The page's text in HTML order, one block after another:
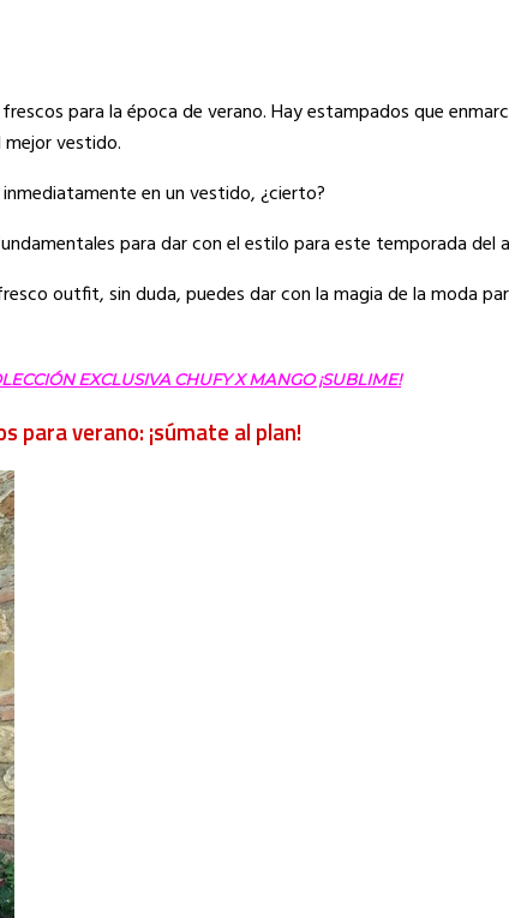
para la época de verano. Hay estampados que
vestido.
en un vestido, ¿cierto?
para dar con el estilo para este temporada del
outfit, sin duda, puedes dar con la magia de la moda
EXCLUSIVA CHUFY X MANGO ¡SUBLIME!
para verano: ¡súmate al plan!